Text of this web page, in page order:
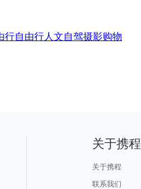
行自由行人文自驾摄影购物
关于携程
关于携程
联系我们